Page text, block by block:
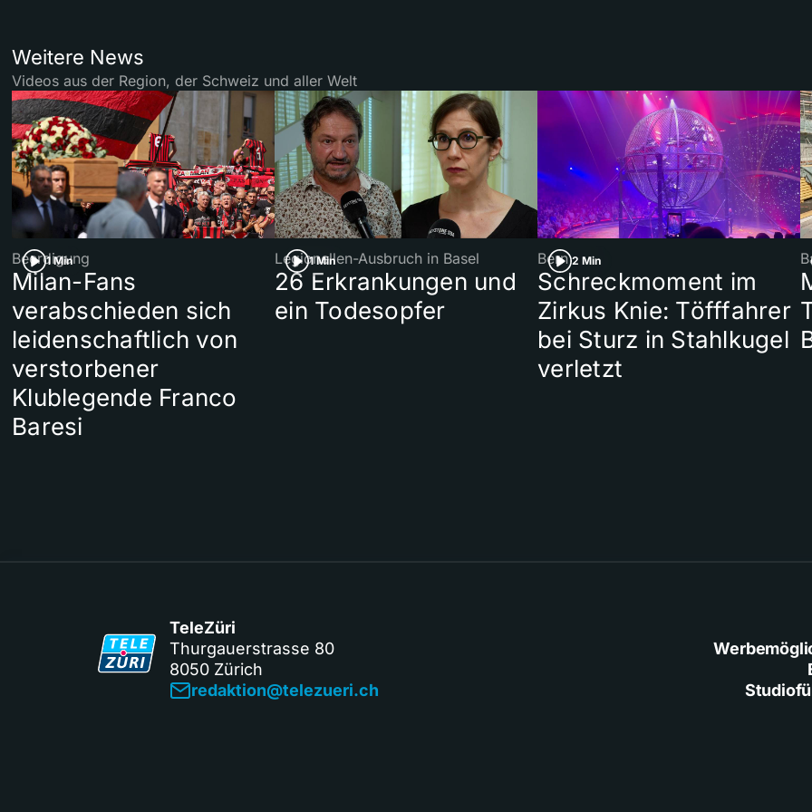
Weitere News
Videos aus der Region, der Schweiz und aller Welt
1 Min
Beerdigung
Milan-Fans
verabschieden sich
leidenschaftlich von
verstorbener
Klublegende Franco
Baresi
1 Min
Legionellen-Ausbruch in Basel
26 Erkrankungen und
ein Todesopfer
2 Min
Bern
Schreckmoment im
Zirkus Knie: Töfffahrer
bei Sturz in Stahlkugel
verletzt
TeleZüri
Thurgauerstrasse 80
8050 Zürich
redaktion@telezueri.ch